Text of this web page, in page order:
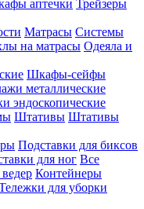
аптечки Трейзеры
Матрасы Системы
на матрасы Одеяла и
Шкафы-сейфы
металлические
эндоскопические
Штативы Штативы
Подставки для биксов
для ног Все
Контейнеры
для уборки